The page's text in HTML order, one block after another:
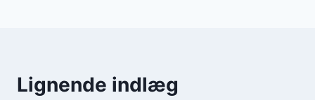
Lignende indlæg